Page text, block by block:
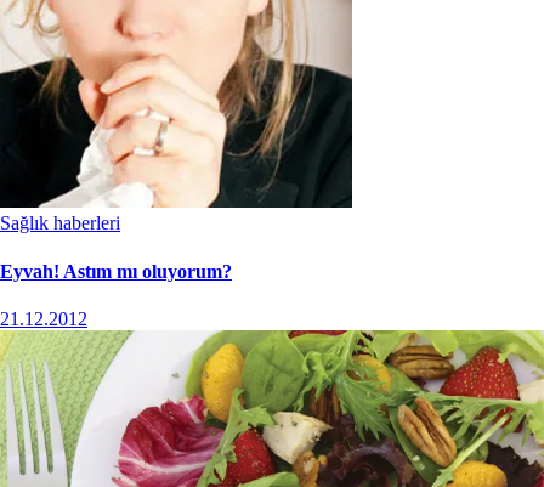
Sağlık haberleri
Eyvah! Astım mı oluyorum?
21.12.2012